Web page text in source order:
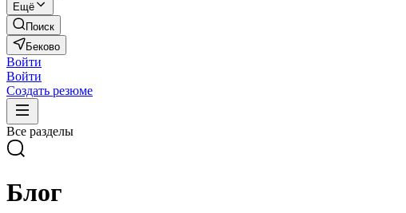
Ещё
Поиск
Беково
Войти
Войти
Создать резюме
Все разделы
Блог